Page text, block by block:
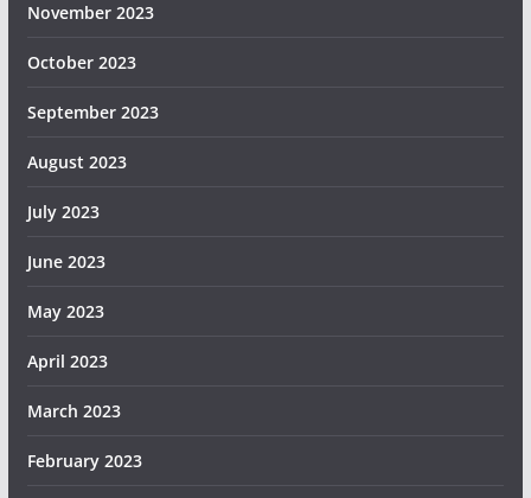
November 2023
October 2023
September 2023
August 2023
July 2023
June 2023
May 2023
April 2023
March 2023
February 2023